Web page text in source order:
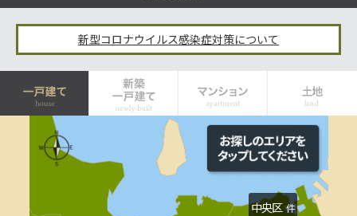
新型コロナウイルス感染症対策について
中央区 件